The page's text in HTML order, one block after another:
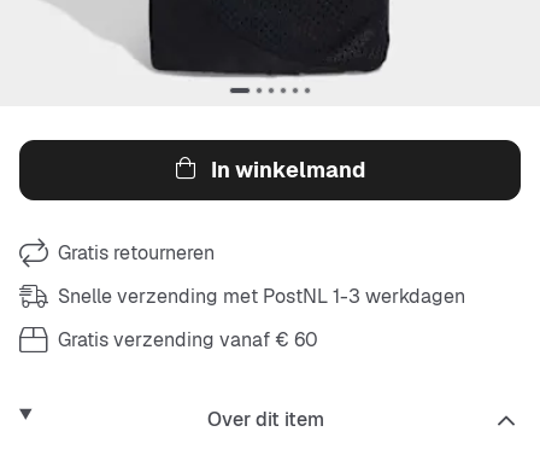
In winkelmand
Gratis retourneren
Snelle verzending met PostNL 1-3 werkdagen
Gratis verzending vanaf € 60
Over dit item